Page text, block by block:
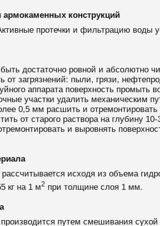
конструкций
протечки и фильтрацию воды
достаточно ровной и абсолютно
от загрязнений: пыли, грязи,
аппарата поверхность промыть
участки удалить механическим
0,5 мм расшить и
от старого раствора на глубину
и выровнять
исходя из объема
кг на 1 м2 при толщине слоя 1 мм.
производится путем смешивания